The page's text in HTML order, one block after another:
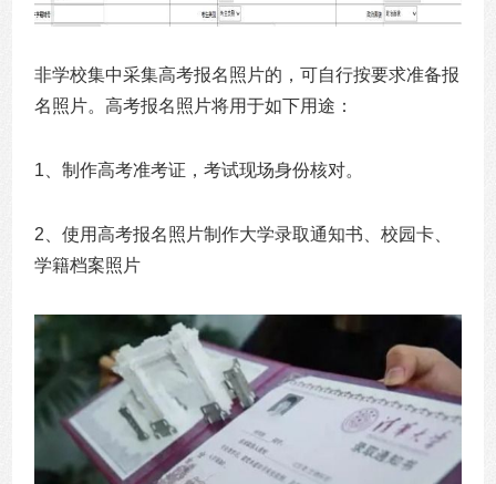
非学校集中采集高考报名照片的，可自行按要求准备报
名照片。高考报名照片将用于如下用途：
1、制作高考准考证，考试现场身份核对。
2、使用高考报名照片制作大学录取通知书、校园卡、
学籍档案照片